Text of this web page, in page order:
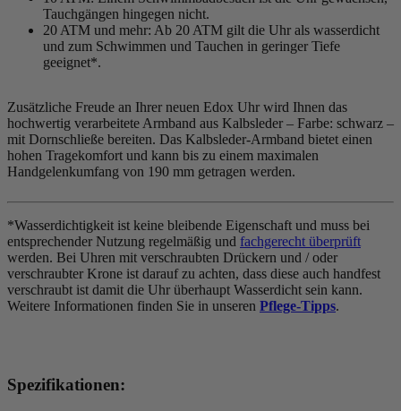
Tauchgängen hingegen nicht.
20 ATM und mehr: Ab 20 ATM gilt die Uhr als wasserdicht
und zum Schwimmen und Tauchen in geringer Tiefe
geeignet*.
Zusätzliche Freude an Ihrer neuen Edox Uhr wird Ihnen das
hochwertig verarbeitete Armband aus Kalbsleder – Farbe: schwarz –
mit Dornschließe bereiten. Das Kalbsleder-Armband bietet einen
hohen Tragekomfort und kann bis zu einem maximalen
Handgelenkumfang von 190 mm getragen werden.
*Wasserdichtigkeit ist keine bleibende Eigenschaft und muss bei
entsprechender Nutzung regelmäßig und fachgerecht überprüft
werden. Bei Uhren mit verschraubten Drückern und / oder
verschraubter Krone ist darauf zu achten, dass diese auch handfest
verschraubt ist damit die Uhr überhaupt Wasserdicht sein kann.
Weitere Informationen finden Sie in unseren Pflege-Tipps.
Spezifikationen: